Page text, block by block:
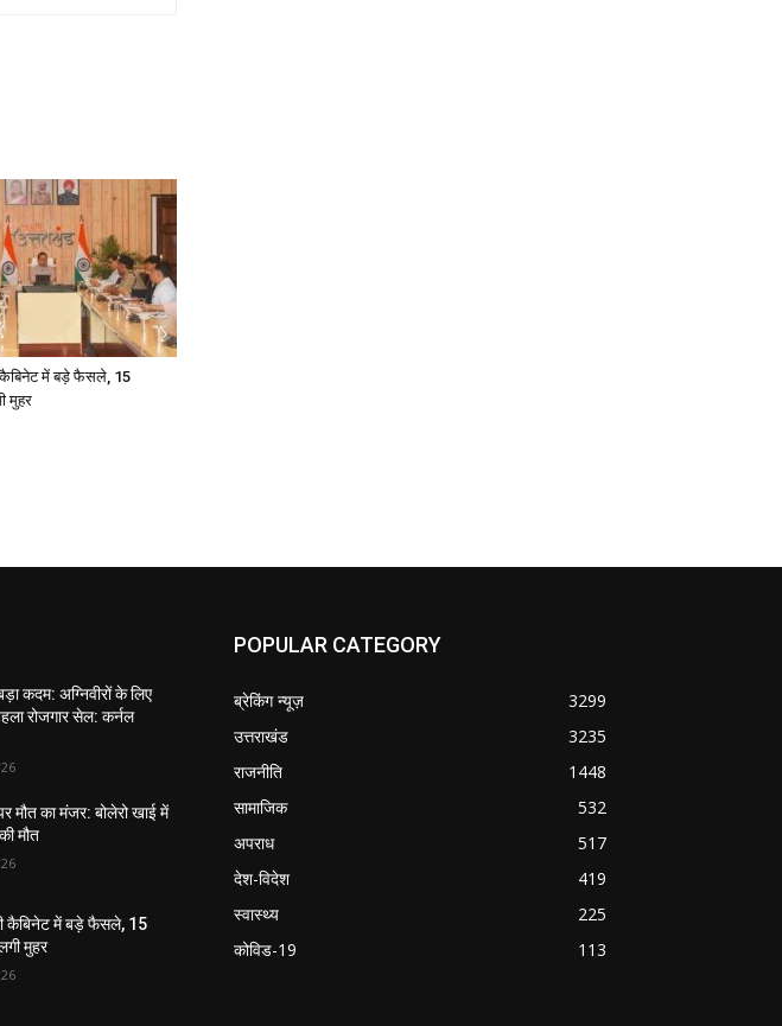
कैबिनेट में बड़े फैसले, 15
मुहर
कदम: अग्निवीरों के लिए
रोजगार सेल: कर्नल
मौत का मंजर: बोलेरो खाई में
मौत
कैबिनेट में बड़े फैसले, 15
मुहर
POPULAR CATEGORY
ब्रेकिंग न्यूज़
3299
उत्तराखंड
3235
राजनीति
1448
सामाजिक
532
अपराध
517
देश-विदेश
419
स्वास्थ्य
225
कोविड-19
113